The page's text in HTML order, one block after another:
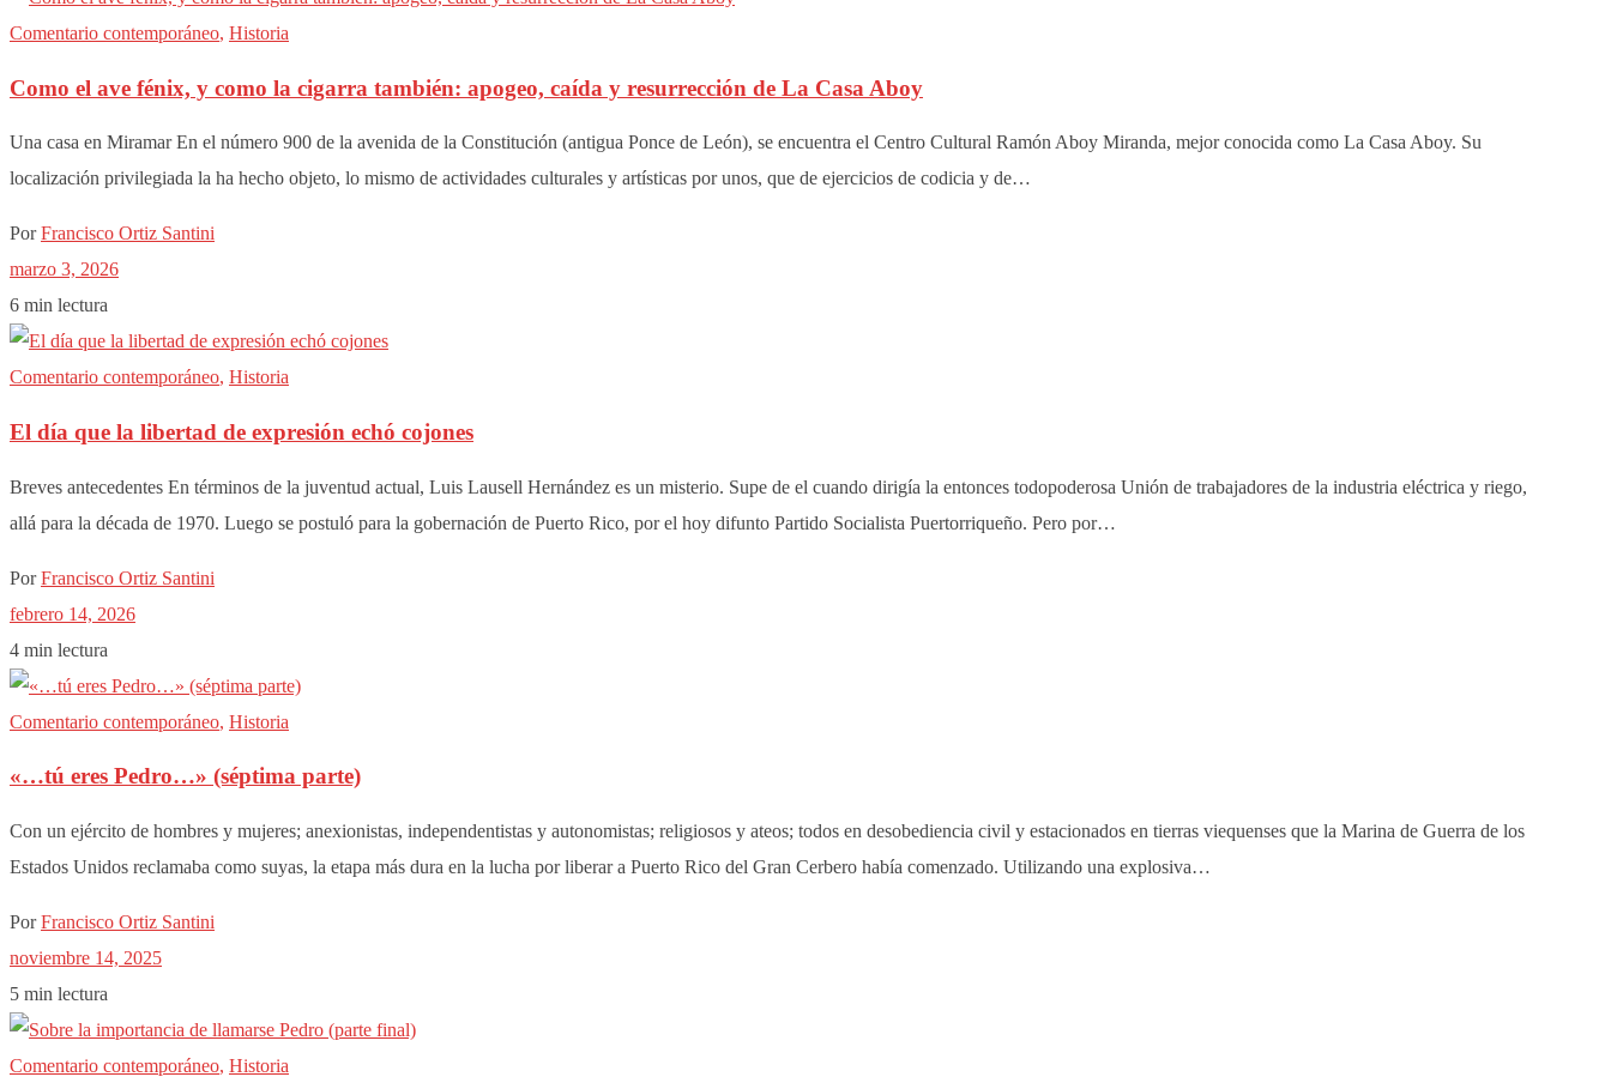
Comentario contemporáneo, Historia
Como el ave fénix, y como la cigarra también: apogeo, caída y resurrección de La Casa Aboy
Una casa en Miramar En el número 900 de la avenida de la Constitución (antigua Ponce de León), se encuentra el Centro Cultural Ramón Aboy Miranda, mejor conocida como La Casa Aboy. Su
localización privilegiada la ha hecho objeto, lo mismo de actividades culturales y artísticas por unos, que de ejercicios de codicia y de…
PorFrancisco Ortiz Santini
marzo 3, 2026
6 min lectura
Comentario contemporáneo, Historia
El día que la libertad de expresión echó cojones
Breves antecedentes En términos de la juventud actual, Luis Lausell Hernández es un misterio. Supe de el cuando dirigía la entonces todopoderosa Unión de trabajadores de la industria eléctrica y riego,
allá para la década de 1970. Luego se postuló para la gobernación de Puerto Rico, por el hoy difunto Partido Socialista Puertorriqueño. Pero por…
PorFrancisco Ortiz Santini
febrero 14, 2026
4 min lectura
Comentario contemporáneo, Historia
«…tú eres Pedro…» (séptima parte)
Con un ejército de hombres y mujeres; anexionistas, independentistas y autonomistas; religiosos y ateos; todos en desobediencia civil y estacionados en tierras viequenses que la Marina de Guerra de los
Estados Unidos reclamaba como suyas, la etapa más dura en la lucha por liberar a Puerto Rico del Gran Cerbero había comenzado. Utilizando una explosiva…
PorFrancisco Ortiz Santini
noviembre 14, 2025
5 min lectura
Comentario contemporáneo, Historia